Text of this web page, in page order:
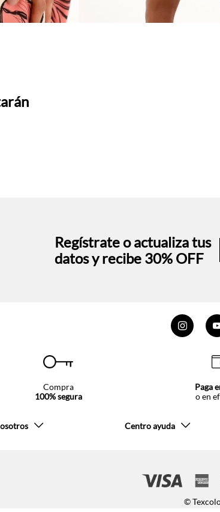
Regístrate o actualiza tus
datos y recibe 30% OFF
Compra
100% segura
Paga
o en
Centro ayuda
©